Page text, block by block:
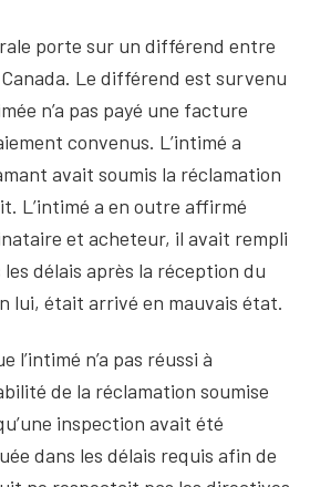
porte sur un différend entre
Le différend est survenu
n’a pas payé une facture
convenus. L’intimé a
avait soumis la réclamation
L’intimé a en outre affirmé
et acheteur, il avait rempli
délais après la réception du
lui, était arrivé en mauvais état.
l’intimé n’a pas réussi à
de la réclamation soumise
inspection avait été
dans les délais requis afin de